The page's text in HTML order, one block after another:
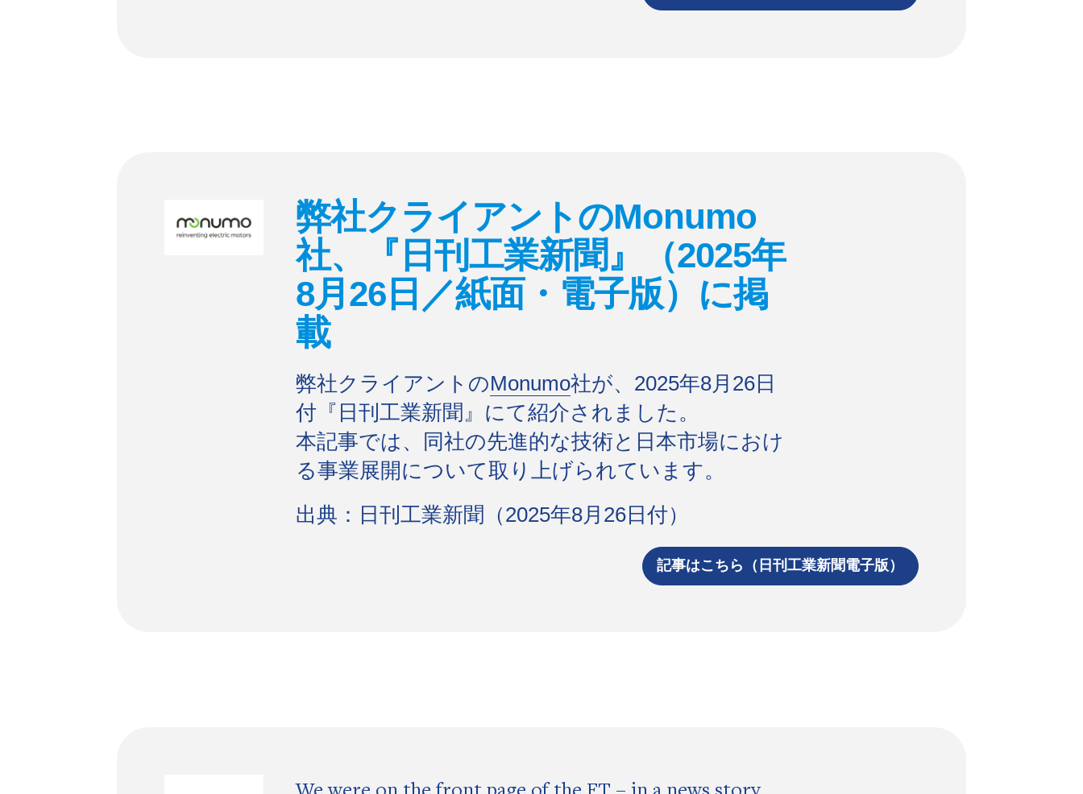
弊社クライアントのMonumo
社、『日刊工業新聞』（2025年
8月26日／紙面・電子版）に掲
載
弊社クライアントの Monumo社が、2025年8月26日
付『日刊工業新聞』にて紹介されました。
本記事では、同社の先進的な技術と日本市場におけ
る事業展開について取り上げられています。
出典：日刊工業新聞（2025年8月26日付）
記事はこちら（日刊工業新聞電子版）
We were on the front page of the FT – in a news story